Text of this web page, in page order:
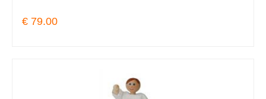
€ 79.00